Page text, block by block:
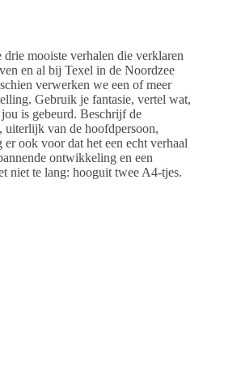
mooiste verhalen die verklaren
en al bij Texel in de Noordzee
verwerken we een of meer
Gebruik je fantasie, vertel wat,
is gebeurd. Beschrijf de
uiterlijk van de hoofdpersoon,
ook voor dat het een echt verhaal
ontwikkeling en een
niet te lang: hooguit twee A4-tjes.